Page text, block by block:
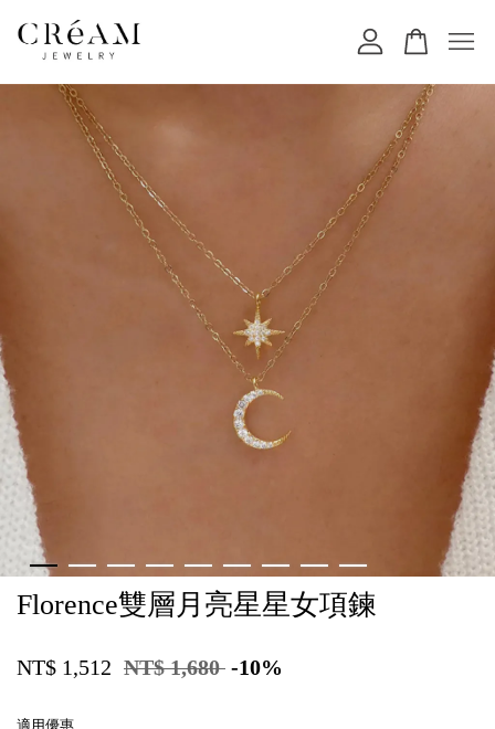
Florence雙層月亮星星女項鍊
NT$ 1,512 NT$ 1,680 -10%
適用優惠
您的購物車目前還是空的。